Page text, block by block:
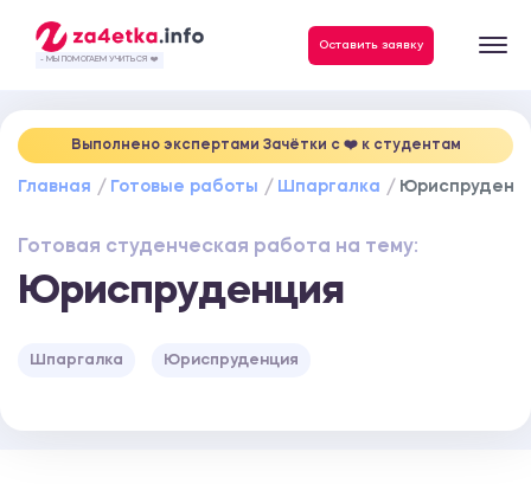
- МЫ ПОМОГАЕМ УЧИТЬСЯ ❤️
Оставить заявку
Выполнено экспертами Зачётки c ❤️ к студентам
Главная Готовые работы Шпаргалка
Готовая студенческая работа на тему:
Юриспруденция
Шпаргалка Юриспруденция